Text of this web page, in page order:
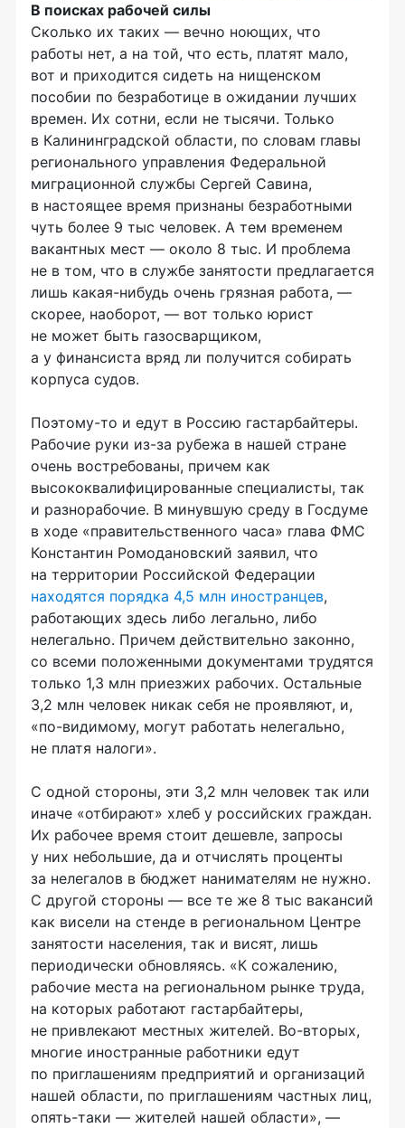
В поисках рабочей силы
Сколько их таких — вечно ноющих, что
работы нет, а на той, что есть, платят мало,
вот и приходится сидеть на нищенском
пособии по безработице в ожидании лучших
времен. Их сотни, если не тысячи. Только
в Калининградской области, по словам главы
регионального управления Федеральной
миграционной службы Сергей Савина,
в настоящее время признаны безработными
чуть более 9 тыс человек. А тем временем
вакантных мест — около 8 тыс. И проблема
не в том, что в службе занятости предлагается
лишь какая-нибудь очень грязная работа, —
скорее, наоборот, — вот только юрист
не может быть газосварщиком,
а у финансиста вряд ли получится собирать
корпуса судов.
Поэтому-то и едут в Россию гастарбайтеры.
Рабочие руки из-за рубежа в нашей стране
очень востребованы, причем как
высококвалифицированные специалисты, так
и разнорабочие. В минувшую среду в Госдуме
в ходе «правительственного часа» глава ФМС
Константин Ромодановский заявил, что
на территории Российской Федерации
находятся порядка 4,5 млн иностранцев,
работающих здесь либо легально, либо
нелегально. Причем действительно законно,
со всеми положенными документами трудятся
только 1,3 млн приезжих рабочих. Остальные
3,2 млн человек никак себя не проявляют, и,
«по-видимому, могут работать нелегально,
не платя налоги».
С одной стороны, эти 3,2 млн человек так или
иначе «отбирают» хлеб у российских граждан.
Их рабочее время стоит дешевле, запросы
у них небольшие, да и отчислять проценты
за нелегалов в бюджет нанимателям не нужно.
С другой стороны — все те же 8 тыс вакансий
как висели на стенде в региональном Центре
занятости населения, так и висят, лишь
периодически обновляясь. «К сожалению,
рабочие места на региональном рынке труда,
на которых работают гастарбайтеры,
не привлекают местных жителей. Во-вторых,
многие иностранные работники едут
по приглашениям предприятий и организаций
нашей области, по приглашениям частных лиц,
опять-таки — жителей нашей области», —